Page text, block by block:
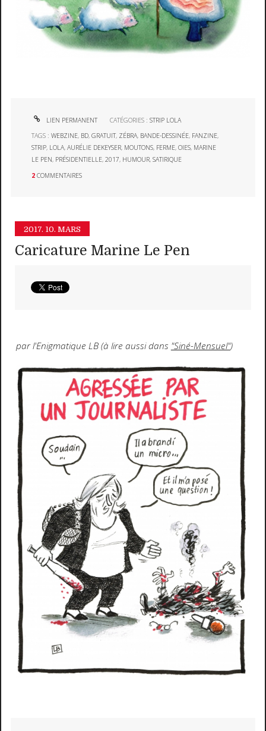
LIEN PERMANENT CATÉGORIES :STRIP LOLA
TAGS :WEBZINE, BD,GRATUIT, ZÉBRA, BANDE-DESSINÉE, FANZINE,
STRIP, LOLA,AURÉLIE DEKEYSER, MOUTONS, FERME,OIES, MARINE
LE PEN, PRÉSIDENTIELLE,2017, HUMOUR,SATIRIQUE
2 COMMENTAIRES
2017. 10. MARS
Caricature Marine Le Pen
par l'Enigmatique LB (à lire aussi dans "Siné-Mensuel")